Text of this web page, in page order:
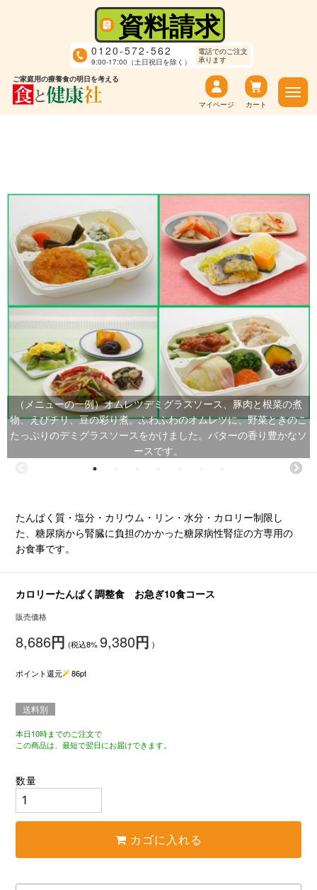
ご家庭用の療養食の明日を考える
資料請求
0120-572-562
9:00-17:00（土日祝日を除く）
電話でのご注文
承ります
マイページ カート
（メニューの一例）オムレツデミグラスソース、豚肉と根菜の煮
物、えびチリ、豆の彩り煮。ふわふわのオムレツに、野菜ときのこ
たっぷりのデミグラスソースをかけました。バターの香り豊かなソ
ースです。
たんぱく質・塩分・カリウム・リン・水分・カロリー制限し
た、糖尿病から腎臓に負担のかかった糖尿病性腎症の方専用の
お食事です。
カロリーたんぱく調整食 お急ぎ10食コース
販売価格
8,686円 (税込8%9,380円 )
ポイント還元 86pt
送料別
本日10時までのご注文で
この商品は、最短で翌日にお届けできます。
数量
カゴに入れる